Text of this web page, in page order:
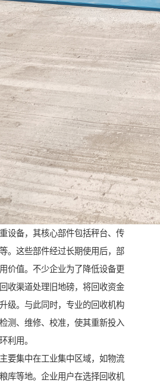
设备，其核心部件包括秤台、传
。这些部件经过长期使用后，部
价值。不少企业为了降低设备更
收渠道处理旧地磅，将回收资金
级。与此同时，专业的回收机构
测、维修、校准，使其重新投入
利用。
要集中在工业集中区域，如物流
库等地。企业用户在选择回收机